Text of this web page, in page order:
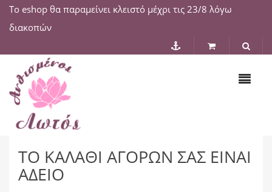
Το eshop θα παραμείνει κλειστό μέχρι τις 23/8 λόγω
διακοπών
ΤΟ ΚΑΛΆΘΙ ΑΓΟΡΏΝ ΣΑΣ ΕΊΝΑΙ
ΆΔΕΙΟ